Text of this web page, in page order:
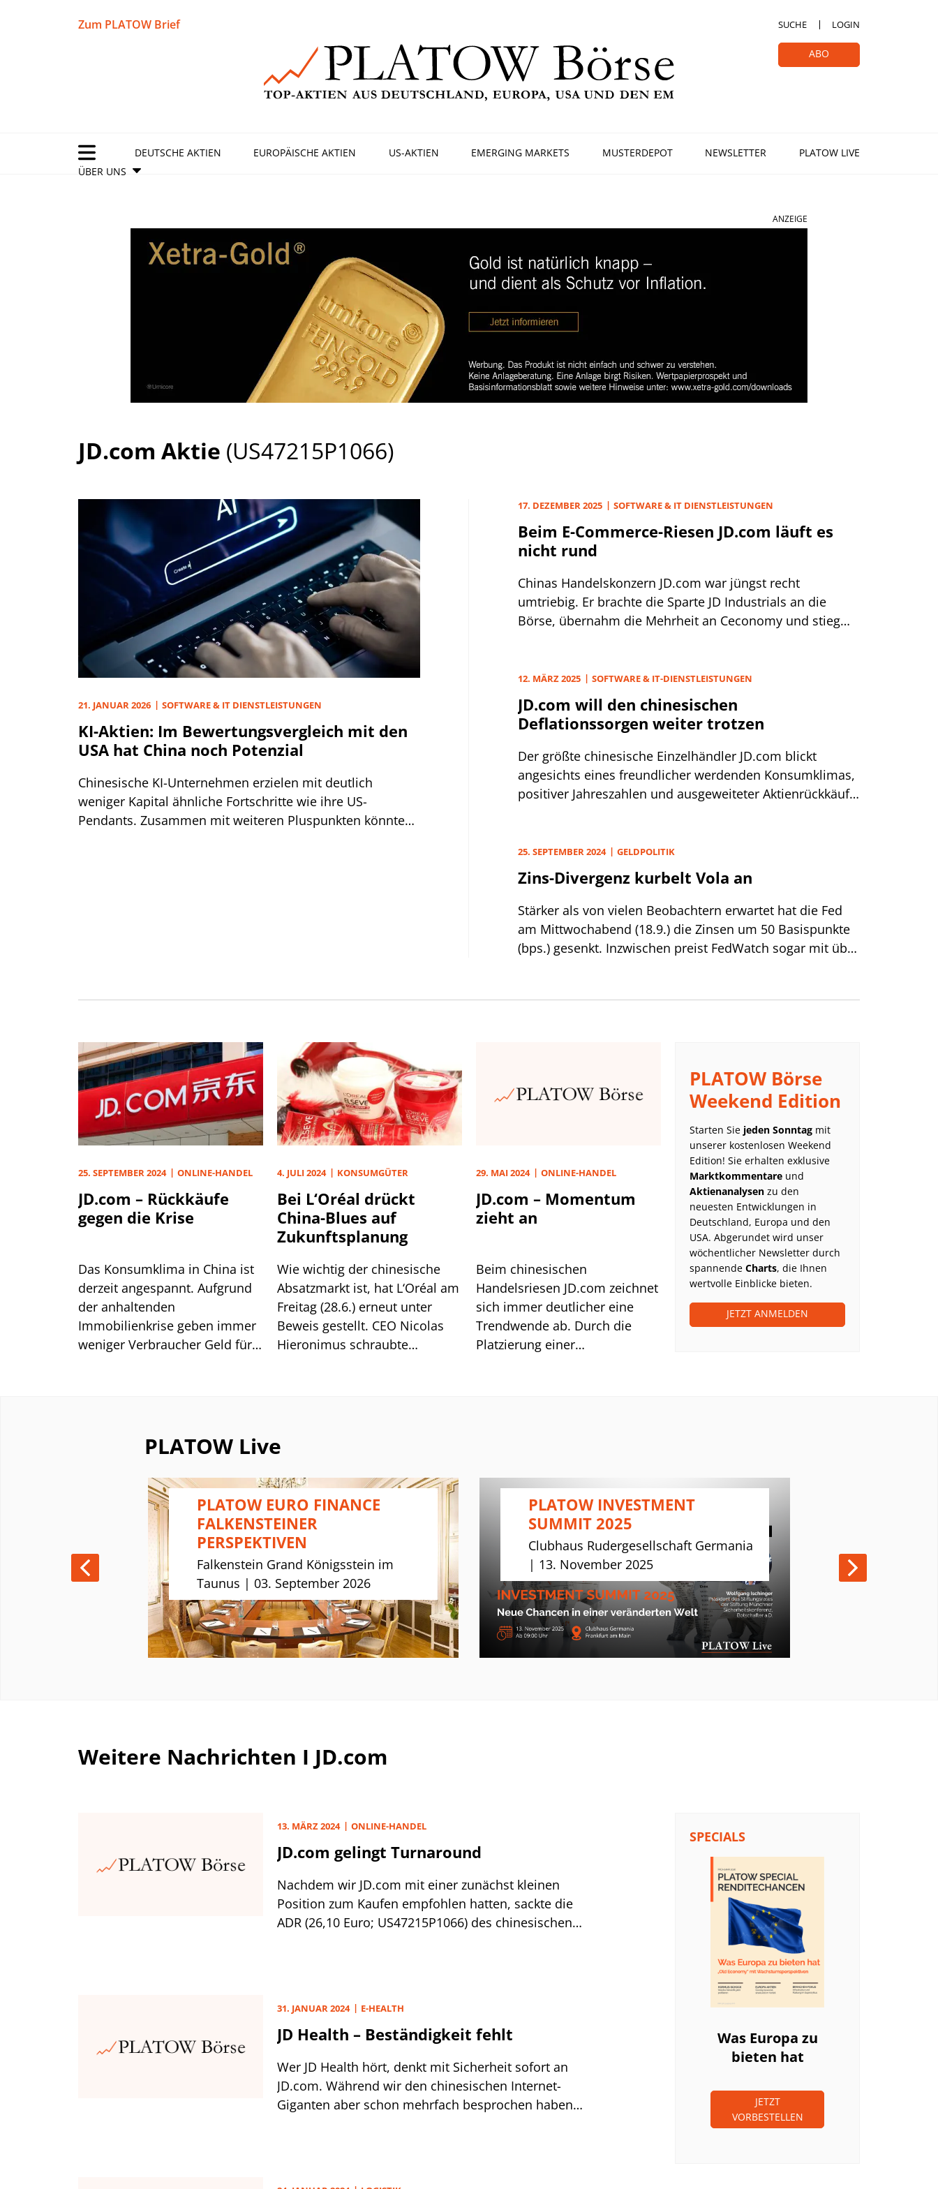
Zum PLATOW Brief SUCHE LOGIN
ABO
DEUTSCHE AKTIEN EUROPÄISCHE AKTIEN US-AKTIEN EMERGING MARKETS MUSTERDEPOT NEWSLETTER
PLATOW LIVE
ÜBER UNS
ANZEIGE
JD.com Aktie (US47215P1066)
21. JANUAR 2026 SOFTWARE & IT DIENSTLEISTUNGEN
KI-Aktien: Im Bewertungsvergleich mit den
USA hat China noch Potenzial
Chinesische KI-Unternehmen erzielen mit deutlich
weniger Kapital ähnliche Fortschritte wie ihre US-
Pendants. Zusammen mit weiteren Pluspunkten könnte
17. DEZEMBER 2025 SOFTWARE & IT DIENSTLEISTUNGEN
Beim E-Commerce-Riesen JD.com läuft es
nicht rund
Chinas Handelskonzern JD.com war jüngst recht
umtriebig. Er brachte die Sparte JD Industrials an die
Börse, übernahm die Mehrheit an Ceconomy und stieg
12. MÄRZ 2025 SOFTWARE & IT-DIENSTLEISTUNGEN
JD.com will den chinesischen
Deflationssorgen weiter trotzen
Der größte chinesische Einzelhändler JD.com blickt
angesichts eines freundlicher werdenden Konsumklimas,
positiver Jahreszahlen und ausgeweiteter Aktienrückkäufe
25. SEPTEMBER 2024 GELDPOLITIK
Zins-Divergenz kurbelt Vola an
Stärker als von vielen Beobachtern erwartet hat die Fed
am Mittwochabend (18.9.) die Zinsen um 50 Basispunkte
(bps.) gesenkt. Inzwischen preist FedWatch sogar mit über
Damit hebt sich die US-Zentralbank global ab und die
25. SEPTEMBER 2024 ONLINE-HANDEL
JD.com – Rückkäufe
gegen die Krise
Das Konsumklima in China ist
derzeit angespannt. Aufgrund
der anhaltenden
Immobilienkrise geben immer
weniger Verbraucher Geld für
4. JULI 2024 KONSUMGÜTER
Bei L‘Oréal drückt
China-Blues auf
Zukunftsplanung
Wie wichtig der chinesische
Absatzmarkt ist, hat L‘Oréal am
Freitag (28.6.) erneut unter
Beweis gestellt. CEO Nicolas
Hieronimus schraubte
Euro; FR0000120321) brach
daraufhin in einem Rutsch um
über 7% auf ein Acht-
Monatstief ein.
29. MAI 2024 ONLINE-HANDEL
JD.com – Momentum
zieht an
Beim chinesischen
Handelsriesen JD.com zeichnet
sich immer deutlicher eine
Trendwende ab. Durch die
Platzierung einer
PLATOW Börse
Weekend Edition
Starten Sie jeden Sonntag mit
unserer kostenlosen Weekend
Edition! Sie erhalten exklusive
Marktkommentare und
Aktienanalysen zu den
neuesten Entwicklungen in
Deutschland, Europa und den
USA. Abgerundet wird unser
wöchentlicher Newsletter durch
spannende Charts, die Ihnen
wertvolle Einblicke bieten.
JETZT ANMELDEN
PLATOW Live
PLATOW EURO FINANCE
FALKENSTEINER
PERSPEKTIVEN
Falkenstein Grand Königsstein im
Taunus | 03. September 2026
PLATOW INVESTMENT
SUMMIT 2025
Clubhaus Rudergesellschaft Germania
| 13. November 2025
Weitere Nachrichten I JD.com
13. MÄRZ 2024 ONLINE-HANDEL
JD.com gelingt Turnaround
Nachdem wir JD.com mit einer zunächst kleinen
Position zum Kaufen empfohlen hatten, sackte die
ADR (26,10 Euro; US47215P1066) des chinesischen
31. JANUAR 2024 E-HEALTH
JD Health – Beständigkeit fehlt
Wer JD Health hört, denkt mit Sicherheit sofort an
JD.com. Während wir den chinesischen Internet-
Giganten aber schon mehrfach besprochen haben
SPECIALS
Was Europa zu
bieten hat
JETZT
VORBESTELLEN